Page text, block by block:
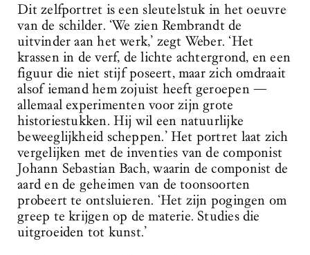
Dit zelfportret is een sleutelstuk in het oeuvre
van de schilder. ‘We zien Rembrandt de
uitvinder aan het werk,’ zegt Weber. ‘Het
krassen in de verf, de lichte achtergrond, en een
figuur die niet stijf poseert, maar zich omdraait
alsof iemand hem zojuist heeft geroepen —
allemaal experimenten voor zijn grote
historiestukken. Hij wil een natuurlijke
beweeglijkheid scheppen.’ Het portret laat zich
vergelijken met de inventies van de componist
Johann Sebastian Bach, waarin de componist de
aard en de geheimen van de toonsoorten
probeert te ontsluieren. ‘Het zijn pogingen om
greep te krijgen op de materie. Studies die
uitgroeiden tot kunst.’